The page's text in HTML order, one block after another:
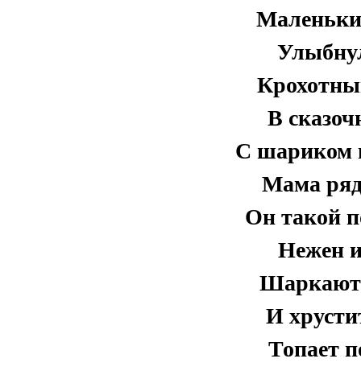
В
С шариком
Мама
Он такой
Нежен
Шаркают
И
Топает